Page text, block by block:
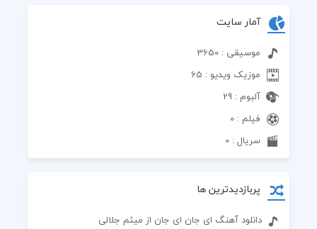
آمار سایت
موسیقی : 3650
موزیک ویدیو : 65
آلبوم : 29
فیلم : 0
سریال : 0
پربازدیدترین ها
دانلود آهنگ ای جان ای جان از میثم جلالی